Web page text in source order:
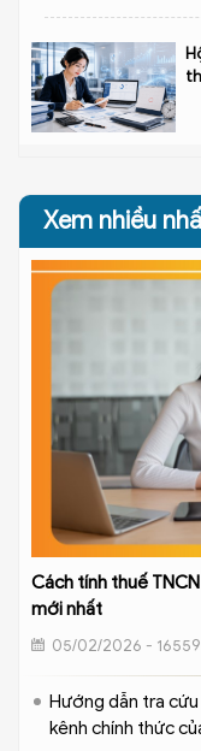
Xem nhiều
Cách tính thuế
mới nhất
05/02/2026 -
Hướng dẫn tra
kênh chính thức